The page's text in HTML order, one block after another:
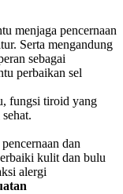
menjaga pencernaan
Serta mengandung
sebagai
perbaikan sel
fungsi tiroid yang
dan
kulit dan bulu
alergi